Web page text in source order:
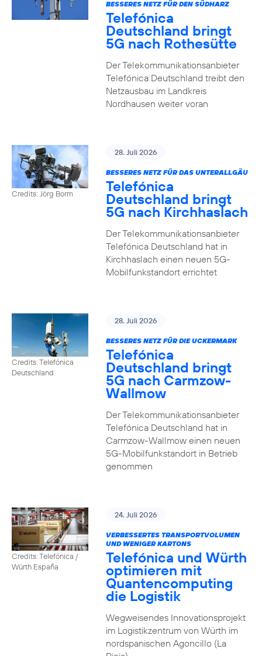
BESSERES NETZ FÜR DEN SÜDHARZ
Telefónica
Deutschland bringt
5G nach Rothesütte
Der Telekommunikationsanbieter
Telefónica Deutschland treibt den
Netzausbau im Landkreis
Nordhausen weiter voran
Credits: Jörg Borm
28. Juli 2026
BESSERES NETZ FÜR DAS UNTERALLGÄU
Telefónica
Deutschland bringt
5G nach Kirchhaslach
Der Telekommunikationsanbieter
Telefónica Deutschland hat in
Kirchhaslach einen neuen 5G-
Mobilfunkstandort errichtet
Credits: Telefónica
Deutschland
28. Juli 2026
BESSERES NETZ FÜR DIE UCKERMARK
Telefónica
Deutschland bringt
5G nach Carmzow-
Wallmow
Der Telekommunikationsanbieter
Telefónica Deutschland hat in
Carmzow-Wallmow einen neuen
5G-Mobilfunkstandort in Betrieb
genommen
Credits: Telefónica /
Würth España
24. Juli 2026
VERBESSERTES TRANSPORTVOLUMEN
UND WENIGER KARTONS
Telefónica und Würth
optimieren mit
Quantencomputing
die Logistik
Wegweisendes Innovationsprojekt
im Logistikzentrum von Würth im
nordspanischen Agoncillo (La